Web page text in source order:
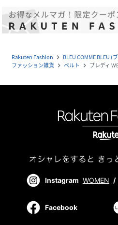
Rakuten Fashion navigate_next BLEU COMME BLEU (
ファッション雑貨 navigate_next ベルト navigate_next ブレディ
Instagram WOMEN /
Facebook